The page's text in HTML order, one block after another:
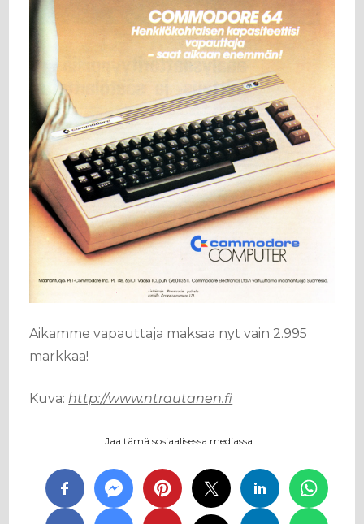
Aikamme vapauttaja maksaa nyt vain 2.995
markkaa!
Kuva:http://www.ntrautanen.fi
Jaa tämä sosiaalisessa mediassa…